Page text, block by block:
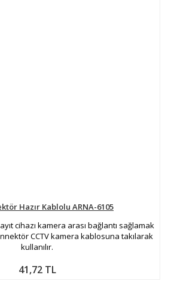
Hazır Kablolu ARNA-6105
cihazı kamera arası bağlantı sağlamak
CCTV kamera kablosuna takılarak
kullanılır.
41,72 TL